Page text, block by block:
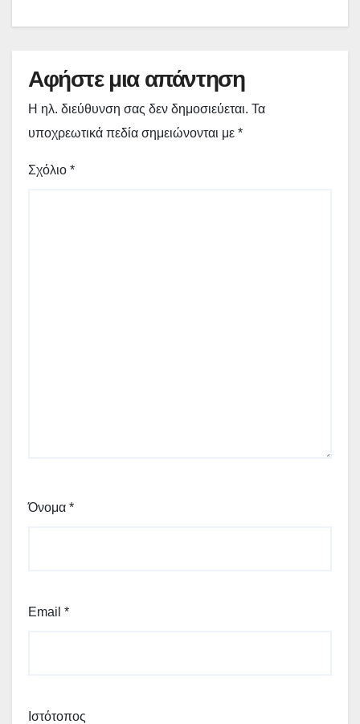
Αφήστε μια απάντηση
Η ηλ. διεύθυνση σας δεν δημοσιεύεται. Τα
υποχρεωτικά πεδία σημειώνονται με *
Σχόλιο *
Όνομα *
Email *
Ιστότοπος